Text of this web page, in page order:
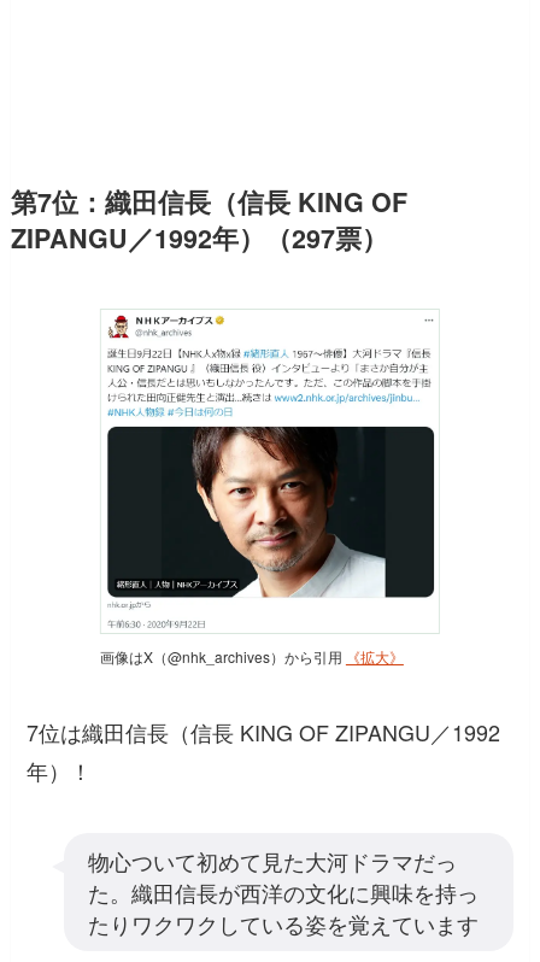
第7位：織田信長（信長 KING OF
ZIPANGU／1992年）（297票）
画像はX（@nhk_archives）から引用 《拡大》
7位は織田信長（信長 KING OF ZIPANGU／1992
年）！
物心ついて初めて見た大河ドラマだっ
た。織田信長が西洋の文化に興味を持っ
たりワクワクしている姿を覚えています